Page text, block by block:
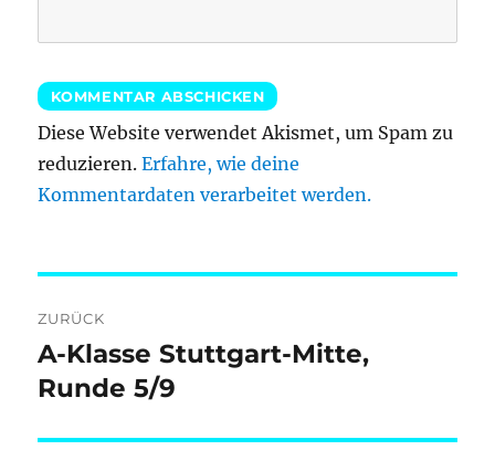
Diese Website verwendet Akismet, um Spam zu
reduzieren.Erfahre, wie deine
Kommentardaten verarbeitet werden.
ZURÜCK
Vorheriger
Beitrag:
A-Klasse Stuttgart-Mitte,
Runde 5/9